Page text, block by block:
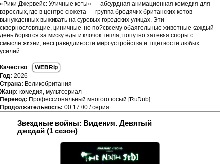
«Рики Джервейс: Уличные коты» — абсурдная анимационная комедия для
взрослых, где в центре сюжета — группа бродячих британских котов,
вынужденных выживать на суровых городских улицах. Эти
сквернословящие, циничные, но по?своему обаятельные животные каждый
день борются за миску еды и клочок тепла, попутно затевая споры о
смысле жизни, несправедливости мироустройства и тщетности любых
усилий.
Качество:
WEBRip
Год: 2026
Страна: Великобритания
Жанр: комедия, мультсериал
Перевод: Профессиональный многоголосый [RuDub]
Продолжительность: 00:17:00 / серия
Звездные войны: Видения. Девятый
джедай (1 сезон)